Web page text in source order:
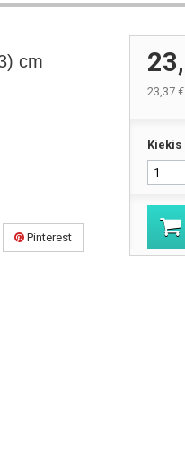
cm
Pinterest
23,37 €
Kiekis